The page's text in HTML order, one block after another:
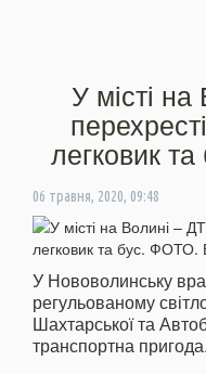
У місті
легковик
06 травня, 2020, 09:48
У Нововолинську
регульованому
Шахтарської та
транспортна пригода.